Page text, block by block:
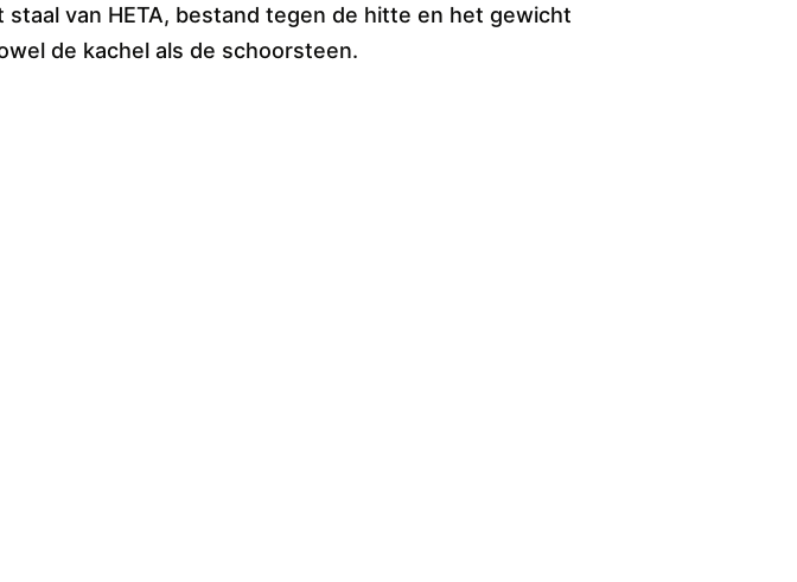
staal van HETA, bestand tegen de hitte en het gewicht
de kachel als de schoorsteen.